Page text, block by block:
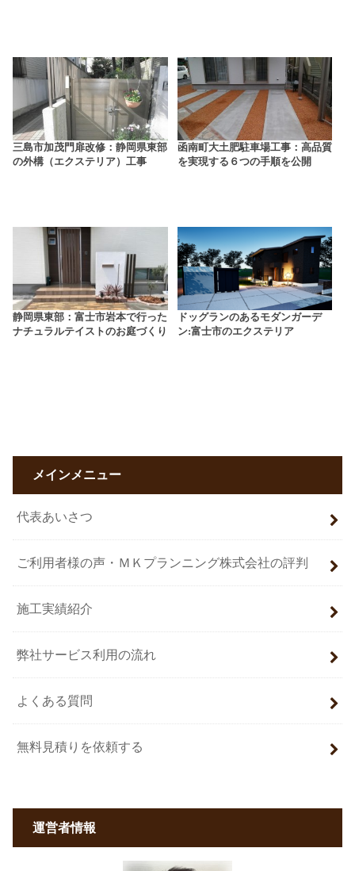
三島市加茂門扉改修：静岡県東部
の外構（エクステリア）工事
函南町大土肥駐車場工事：高品質
を実現する６つの手順を公開
静岡県東部：富士市岩本で行った
ナチュラルテイストのお庭づくり
ドッグランのあるモダンガーデ
ン:富士市のエクステリア
メインメニュー
代表あいさつ
ご利用者様の声・ＭＫプランニング株式会社の評判
施工実績紹介
弊社サービス利用の流れ
よくある質問
無料見積りを依頼する
運営者情報